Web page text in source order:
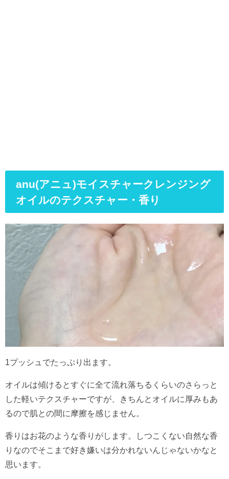
anu(アニュ)モイスチャークレンジング
オイルのテクスチャー・香り
1プッシュでたっぷり出ます。
オイルは傾けるとすぐに全て流れ落ちるくらいのさらっと
した軽いテクスチャーですが、きちんとオイルに厚みもあ
るので肌との間に摩擦を感じません。
香りはお花のような香りがします。しつこくない自然な香
りなのでそこまで好き嫌いは分かれないんじゃないかなと
思います。